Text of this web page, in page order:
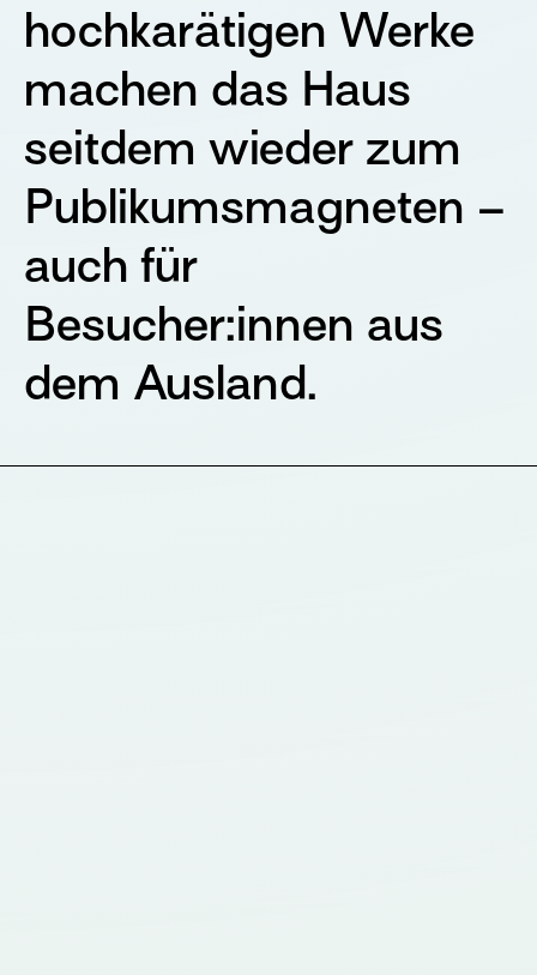
hochkarätigen Werke
machen das Haus
seitdem wieder zum
Publikumsmagneten –
auch für
Besucher:innen aus
dem Ausland.